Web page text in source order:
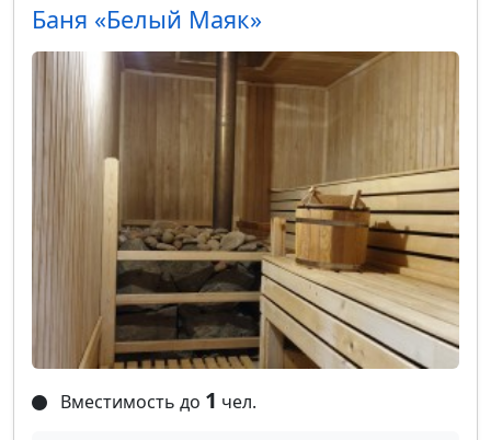
Баня «Белый Маяк»
Вместимость до 1 чел.